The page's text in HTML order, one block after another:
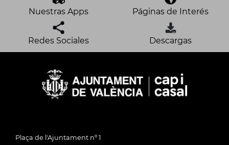
Nuestras Apps Páginas de Interés
Redes Sociales Descargas
Plaça de l'Ajuntament nº 1